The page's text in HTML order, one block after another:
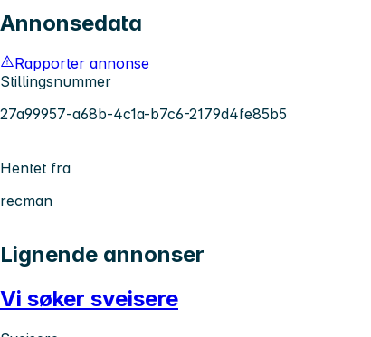
Annonsedata
Rapporter annonse
Stillingsnummer
27a99957-a68b-4c1a-b7c6-2179d4fe85b5
Hentet fra
recman
Lignende annonser
Vi søker sveisere